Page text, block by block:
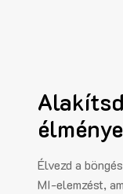
Élvezd a
MI-elemzést,